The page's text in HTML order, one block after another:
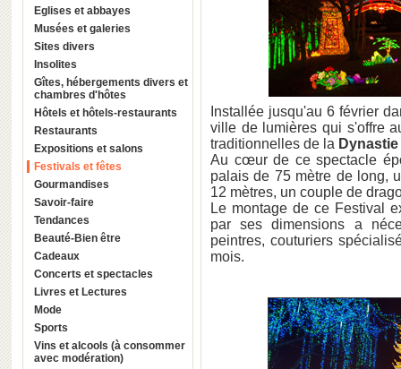
Eglises et abbayes
Musées et galeries
Sites divers
Insolites
Gîtes, hébergements divers et
chambres d'hôtes
Hôtels et hôtels-restaurants
Restaurants
Expositions et salons
Festivals et fêtes
Gourmandises
Savoir-faire
Tendances
Beauté-Bien être
Cadeaux
Concerts et spectacles
Livres et Lectures
Mode
Sports
Vins et alcools (à consommer
avec modération)
Installée jusqu'au 6 février
ville de lumières qui s'offre
traditionnelles de la
Au cœur de ce spectacle
palais de 75 mètre de long,
12 mètres, un couple de
Le montage de ce Festival
par ses dimensions a
peintres, couturiers
mois.